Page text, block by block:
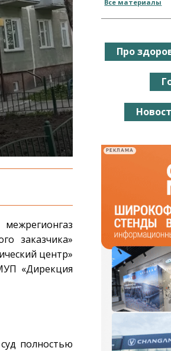
заказчика»
центр»
«Дирекция
полностью
Все материалы
Про
РЕКЛАМА